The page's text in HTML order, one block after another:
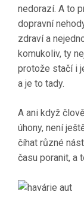
nedorazí. A to
dopravní
zdraví a
komukoliv, ty
protože stačí i
a je to tady.
A ani když
úhony, není
číhat různé
času poranit, a